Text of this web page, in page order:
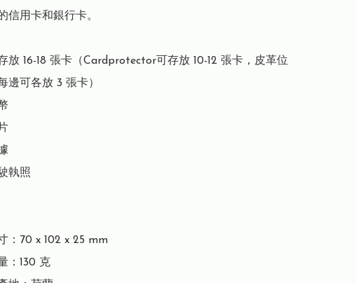
信用卡和銀行卡。
放 16-18 張卡（Cardprotector可存放 10-12 張卡，皮革位
邊可各放 3 張卡）
執照
：70 x 102 x 25 mm
：130 克